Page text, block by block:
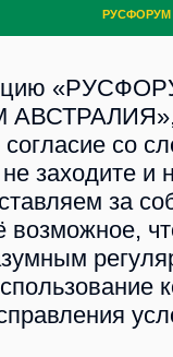
РУСФОРУМ
согласие со
не заходите
за
возможное,